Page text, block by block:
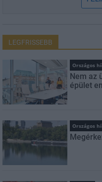
LEGFRISSEBB
Országos
Nem az
épület
Országos